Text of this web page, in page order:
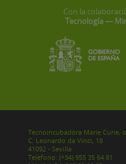
Con la
Tecnología —
Tecnoincubadora Marie Curie,
C. Leonardo da Vinci, 18
41092 - Sevilla
Teléfono: (+34) 955 35 64 81